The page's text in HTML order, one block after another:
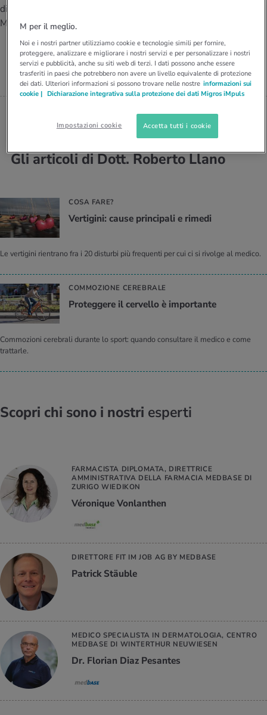
e intolleranze
nutritive
D’ATTUALITÀ NELL’AMBITO ALIMENTAZIONE
invernali
D’ATTUALITÀ NELL’AMBITO MOVIMENTO
D’ATTUALITÀ NELL’AMBITO RILASSAMENTO
delle donne
fisici
mediche
D’ATTUALITÀ NELL’AMBITO MEDICINA
Abbassare la pressione sanguigna
Offerte
Tool, test e quiz
Dott. Roberto Llano
direttore del centro sanitario
Medbase di Berna Westside.
Gli articoli di Dott. Roberto Llano
COSA FARE?
Ver­ti­gi­ni: cause prin­ci­pa­li e ri­me­di
Le vertigini rientrano fra i 20 disturbi più frequenti per cui ci si rivolge al medico.
COMMOZIONE CEREBRALE
Pro­teg­ge­re il cer­vel­lo è im­por­tan­te
Commozioni cerebrali durante lo sport: quando consultare il medico e come
trattarle.
Scopri chi sono i nostri esperti
FARMACISTA DIPLOMATA, DIRETTRICE
AMMINISTRATIVA DELLA FARMACIA MEDBASE DI
ZURIGO WIEDIKON
Véronique Vonlanthen
DIRETTORE FIT IM JOB AG BY MEDBASE
Patrick Stäuble
MEDICO SPECIALISTA IN DERMATOLOGIA, CENTRO
MEDBASE DI WINTERTHUR NEUWIESEN
Dr. Florian Diaz Pesantes
M per il meglio.
Noi e i nostri partner utilizziamo cookie e tecnologie simili per fornire,
proteggere, analizzare e migliorare i nostri servizi e per personalizzare i nostri
servizi e pubblicità, anche su siti web di terzi. I dati possono anche essere
trasferiti in paesi che potrebbero non avere un livello equivalente di protezione
dei dati. Ulteriori informazioni si possono trovare nelle nostre informazioni sui
cookie | Dichiarazione integrativa sulla protezione dei dati Migros iMpuls
Impostazioni cookie Accetta tutti i cookie